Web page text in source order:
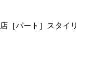
［パート］スタイリ